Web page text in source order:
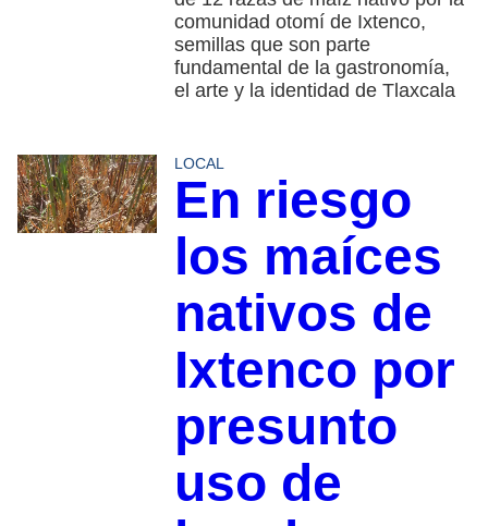
comunidad otomí de Ixtenco,
semillas que son parte
fundamental de la gastronomía,
el arte y la identidad de Tlaxcala
LOCAL
En riesgo
los maíces
nativos de
Ixtenco por
presunto
uso de